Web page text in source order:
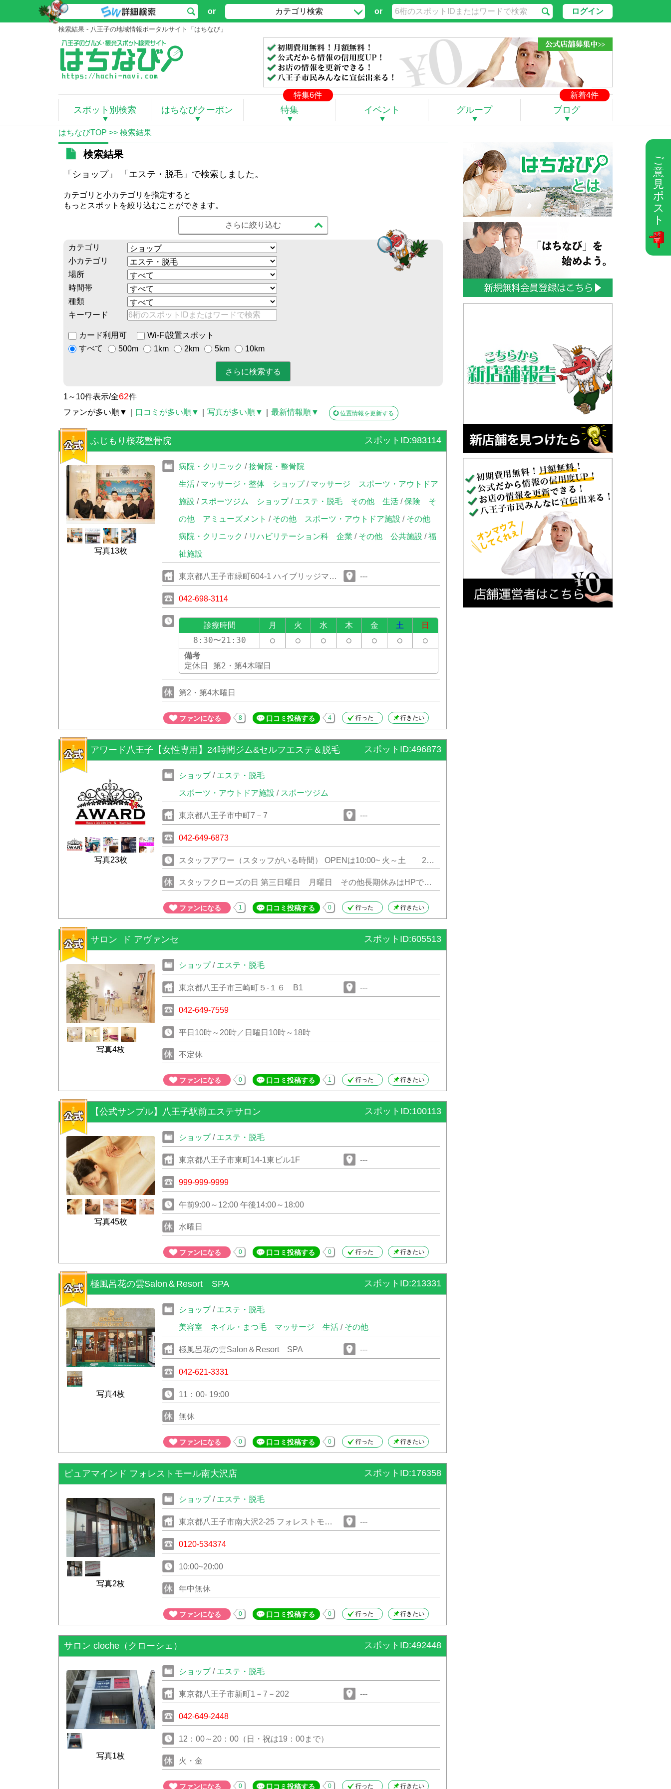
ご
意
見
ポ
ス
ト
or カテゴリ検索 or ログイン
検索結果 - 八王子の地域情報ポータルサイト「はちなび」
特集6件 新着4件
スポット別検索 はちなびクーポン 特集 イベント グループ ブログ
はちなびTOP >> 検索結果
検索結果
「ショップ」 「エステ・脱毛」で検索しました。
カテゴリと小カテゴリを指定すると
もっとスポットを絞り込むことができます。
さらに絞り込む
カテゴリ
小カテゴリ
場所
時間帯
種類
キーワード
カード利用可
Wi-Fi設置スポット
すべて
500m 1km 2km 5km 10km
1～10件表示/全62件
ファンが多い順▼
口コミが多い順▼ 写真が多い順▼ 最新情報順▼ 位置情報を更新する
ふじもり桜花整骨院 スポットID:983114
写真13枚
病院・クリニック /接骨院・整骨院
生活 / マッサージ・整体 ショップ/ マッサージ スポーツ・アウトドア
施設 / スポーツジム ショップ/ エステ・脱毛 その他 生活 /保険 そ
の他 アミューズメント / その他 スポーツ・アウトドア施設 / その他
病院・クリニック / リハビリテーション科 企業 / その他 公共施設 /福
祉施設
東京都八王子市緑町604-1 ハイブリッジマン
ション1階
---
042-698-3114
診療時間 月 火 水 木 金 土
日
8:30〜21:30
○ ○ ○ ○ ○ ○
○
備考
定休日 第2・第4木曜日
第2・第4木曜日
ファンになる 8 口コミ投稿する 4 行った 行きたい
アワード八王子【女性専用】24時間ジム&セルフエステ＆脱毛 スポットID:496873
写真23枚
ショップ/ エステ・脱毛
スポーツ・アウトドア施設 / スポーツジム
東京都八王子市中町7－7 ---
042-649-6873
スタッフアワー（スタッフがいる時間） OPENは10:00~ 火～土 2
0：00まで 日・祝日 17：00まで
スタッフクローズの日 第三日曜日 月曜日 その他長期休みはHPでご
確認ください 24時間会員はいつでも御利用出来ます。
ファンになる 1 口コミ投稿する 0 行った 行きたい
サロン ド アヴァンセ スポットID:605513
写真4枚
ショップ/ エステ・脱毛
東京都八王子市三崎町５-１６ B1 ---
042-649-7559
平日10時～20時／日曜日10時～18時
不定休
ファンになる 0 口コミ投稿する 1 行った 行きたい
【公式サンプル】八王子駅前エステサロン スポットID:100113
写真45枚
ショップ/ エステ・脱毛
東京都八王子市東町14-1東ビル1F ---
999-999-9999
午前9:00～12:00 午後14:00～18:00
水曜日
ファンになる 0 口コミ投稿する 0 行った 行きたい
極風呂花の雲Salon＆Resort SPA スポットID:213331
写真4枚
ショップ/ エステ・脱毛
美容室 ネイル・まつ毛 マッサージ 生活 / その他
極風呂花の雲Salon＆Resort SPA ---
042-621-3331
11：00- 19:00
無休
ファンになる 0 口コミ投稿する 0 行った 行きたい
ピュアマインド フォレストモール南大沢店 スポットID:176358
写真2枚
ショップ/ エステ・脱毛
東京都八王子市南大沢2-25 フォレストモー
ル南大沢3F
---
0120-534374
10:00~20:00
年中無休
ファンになる 0 口コミ投稿する 0 行った 行きたい
サロン cloche（クローシェ） スポットID:492448
写真1枚
ショップ/ エステ・脱毛
東京都八王子市新町1－7－202 ---
042-649-2448
12：00～20：00（日・祝は19：00まで）
火・金
ファンになる 0 口コミ投稿する 0 行った 行きたい